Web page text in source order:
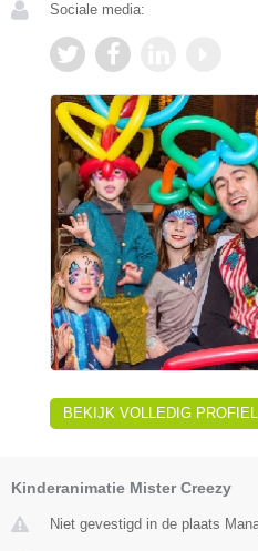
Sociale media:
BEKIJK VOLLEDIG PROFIEL
Kinderanimatie Mister Creezy
Niet gevestigd in de plaats